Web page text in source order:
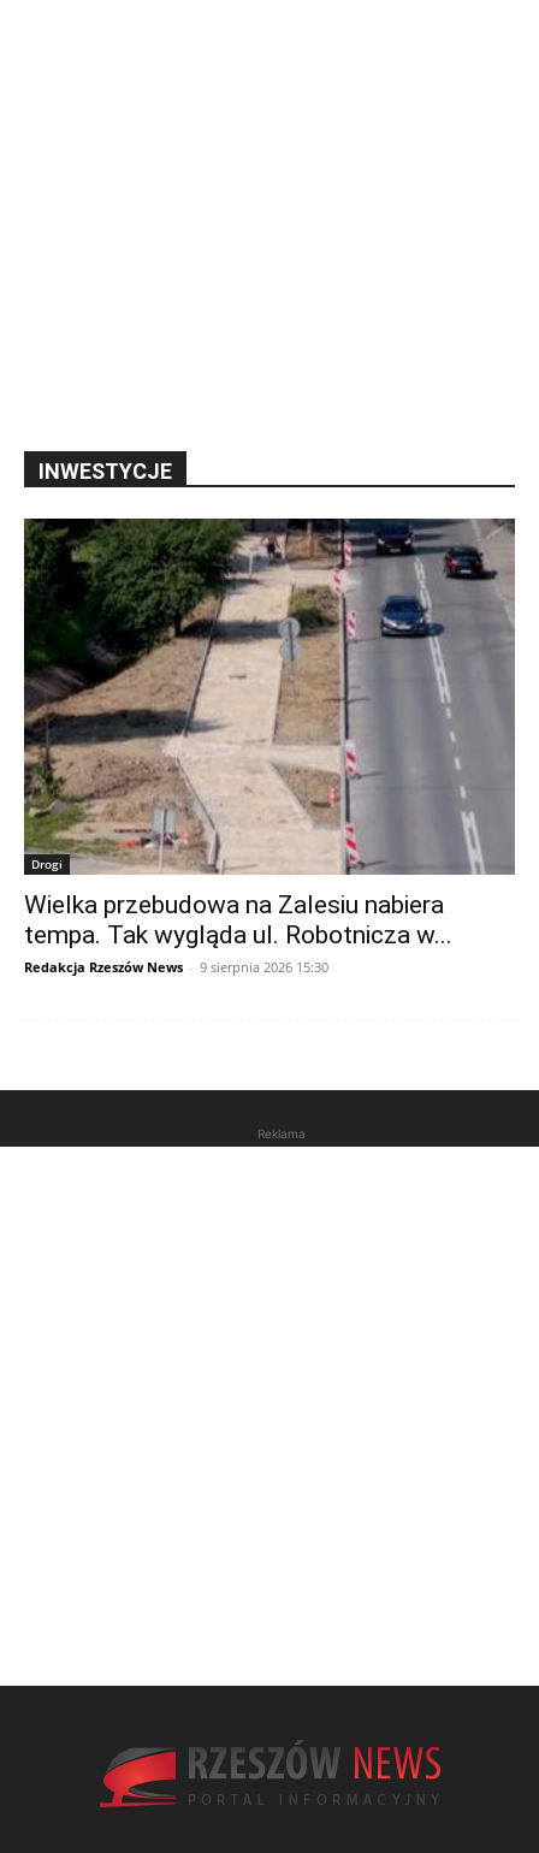
INWESTYCJE
Drogi
Wielka przebudowa na Zalesiu nabiera
tempa. Tak wygląda ul. Robotnicza w...
Redakcja Rzeszów News - 9 sierpnia 2026 15:30
Reklama